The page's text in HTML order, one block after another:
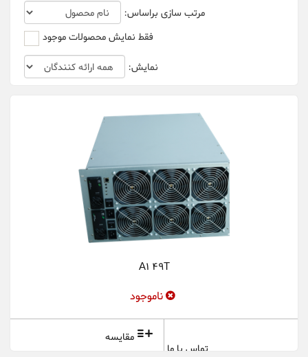
مرتب سازی براساس:
فقط نمایش محصولات موجود
نمایش:
A1 49T
ناموجود
تماس با ما
مقایسه